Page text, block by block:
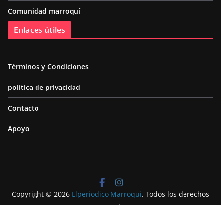
Comunidad marroquí
Enlaces útiles
Términos y Condiciones
política de privacidad
Contacto
Apoyo
Copyright © 2026 Elperiodico Marroqui. Todos los derechos